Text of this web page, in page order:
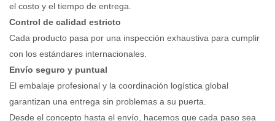
el costo y el tiempo de entrega.
Control de calidad estricto
Cada producto pasa por una inspección exhaustiva para cumplir
con los estándares internacionales.
Envío seguro y puntual
El embalaje profesional y la coordinación logística global
garantizan una entrega sin problemas a su puerta.
Desde el concepto hasta el envío, hacemos que cada paso sea